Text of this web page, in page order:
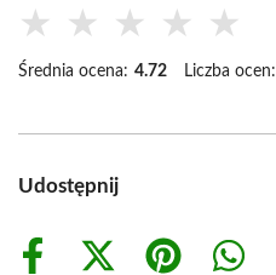
★ ★ ★ ★ ★
Średnia ocena: 4.72 Liczba ocen:
Udostępnij
Share
Share
Share
Share